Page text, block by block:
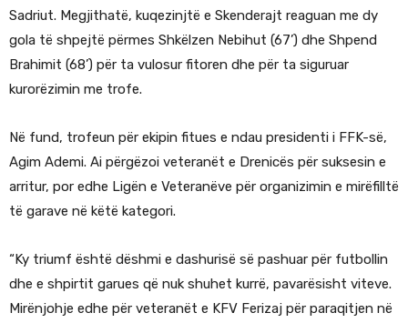
Sadriut. Megjithatë, kuqezinjtë e Skenderajt reaguan me dy
gola të shpejtë përmes Shkëlzen Nebihut (67’) dhe Shpend
Brahimit (68’) për ta vulosur fitoren dhe për ta siguruar
kurorëzimin me trofe.
Në fund, trofeun për ekipin fitues e ndau presidenti i FFK-së,
Agim Ademi. Ai përgëzoi veteranët e Drenicës për suksesin e
arritur, por edhe Ligën e Veteranëve për organizimin e mirëfilltë
të garave në këtë kategori.
“Ky triumf është dëshmi e dashurisë së pashuar për futbollin
dhe e shpirtit garues që nuk shuhet kurrë, pavarësisht viteve.
Mirënjohje edhe për veteranët e KFV Ferizaj për paraqitjen në